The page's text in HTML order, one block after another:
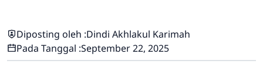
Diposting oleh :Dindi Akhlakul Karimah
Pada Tanggal :September 22, 2025